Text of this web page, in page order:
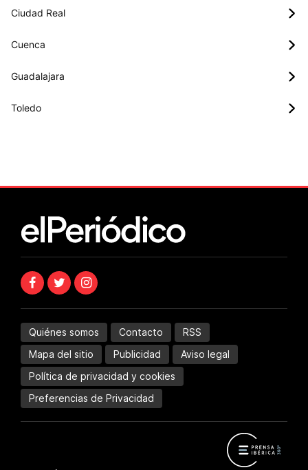
Ciudad Real
Cuenca
Guadalajara
Toledo
Quiénes somos Contacto
RSS
Mapa del sitio
Publicidad
Aviso legal
Política de privacidad y cookies
Preferencias de Privacidad